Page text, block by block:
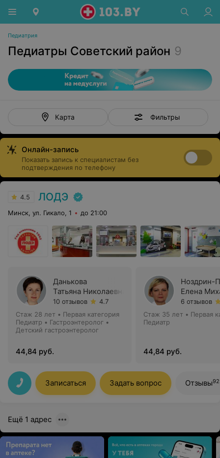
Педиатрия
Педиатры Советский район 9
Карта Фильтры
Онлайн-запись
Показать запись к специалистам без
подтверждения по телефону
4.5 ЛОДЭ
Минск, ул. Гикало, 1 до 21:00
Данькова
Татьяна Николаевна
10 отзывов
4.7
Стаж 28 лет • Первая категория
Педиатр • Гастроэнтеролог •
Детский гастроэнтеролог
44,84 руб.
Ноздрин-
Елена
6 отзывов
Стаж 35 лет • Первая
Педиатр
44,84 руб.
Записаться Задать вопрос Отзывы
Ещё 1 адрес